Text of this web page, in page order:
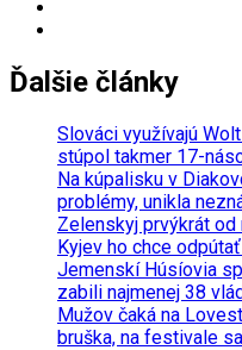
Ďalšie články
Slováci využívajú
stúpol takmer 17-
Na kúpalisku v
problémy, unikla
Zelenskyj prvýkrát
Kyjev ho chce
Jemenskí Húsíovia
zabili najmenej 38
Mužov čaká na
bruška, na festivale